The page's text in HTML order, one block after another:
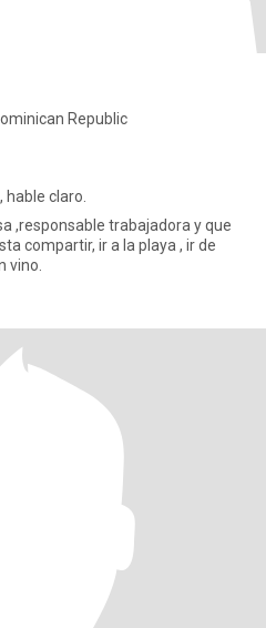
Republic
claro.
compartir, ir a la playa , ir de
vino.